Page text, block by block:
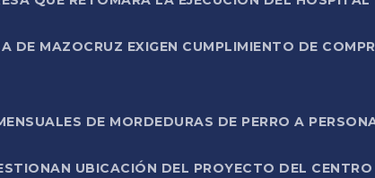
DE MAZOCRUZ EXIGEN CUMPLIMIENTO DE
DE MORDEDURAS DE PERRO A
UBICACIÓN DEL PROYECTO DEL